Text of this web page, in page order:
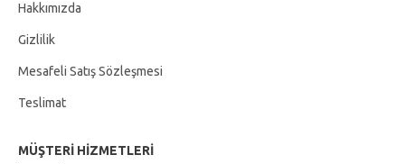
Hakkımızda
Gizlilik
Mesafeli Satış Sözleşmesi
Teslimat
MÜŞTERI HIZMETLERI